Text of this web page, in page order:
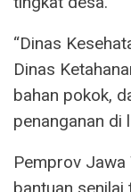
“Dinas
Dinas
bahan pokok,
penanganan di
Pemprov Jawa